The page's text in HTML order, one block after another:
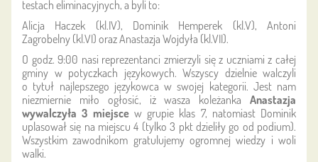
testach eliminacyjnych, a byli to:
Alicja Haczek (kl.IV), Dominik Hemperek (kl.V), Antoni
Zagrobelny (kl.VI) oraz Anastazja Wojdyła (kl.VII).
O godz. 9:00 nasi reprezentanci zmierzyli się z uczniami z całej
gminy w potyczkach językowych. Wszyscy dzielnie walczyli
o tytuł najlepszego językowca w swojej kategorii. Jest nam
niezmiernie miło ogłosić, iż wasza koleżanka Anastazja
wywalczyła 3 miejsce w grupie klas 7, natomiast Dominik
uplasował się na miejscu 4 (tylko 3 pkt dzieliły go od podium).
Wszystkim zawodnikom gratulujemy ogromnej wiedzy i woli
walki.